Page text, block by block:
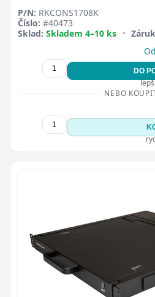
P/N: RKCONS1708K
Číslo: #40473
Sklad: Skladem 4–10 ks •
DO
NEBO